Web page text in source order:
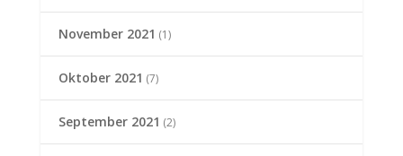
November 2021 (1)
Oktober 2021 (7)
September 2021 (2)